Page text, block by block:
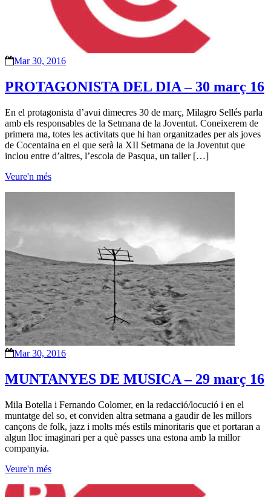
Mar 30, 2016
PROTAGONISTA DEL DIA – 30 març 16
En el protagonista d’avui dimecres 30 de març, Milagro Sellés parla
amb els responsables de la Setmana de la Joventut. Coneixerem de
primera ma, totes les activitats que hi han organitzades per als joves
de Cocentaina en el que serà la XII Setmana de la Joventut que
inclou entre d’altres, l’escola de Pasqua, un taller […]
Veure'n més
Mar 30, 2016
MUNTANYES DE MUSICA – 29 març 16
Mila Botella i Fernando Colomer, en la redacció/locució i en el
muntatge del so, et conviden altra setmana a gaudir de les millors
cançons de folk, jazz i molts més estils minoritaris que et portaran a
algun lloc imaginari per a què passes una estona amb la millor
companyia.
Veure'n més